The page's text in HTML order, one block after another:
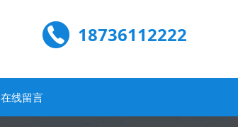
18736112222
在线留言